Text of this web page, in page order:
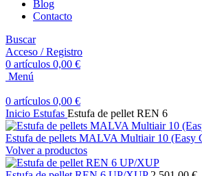
Blog
Contacto
Buscar
Acceso / Registro
0 artículos 0,00 €
Menú
0 artículos 0,00 €
Inicio Estufas Estufa de pellet REN 6
Estufa de pellets MALVA Multiair 10 (Easy
Volver a productos